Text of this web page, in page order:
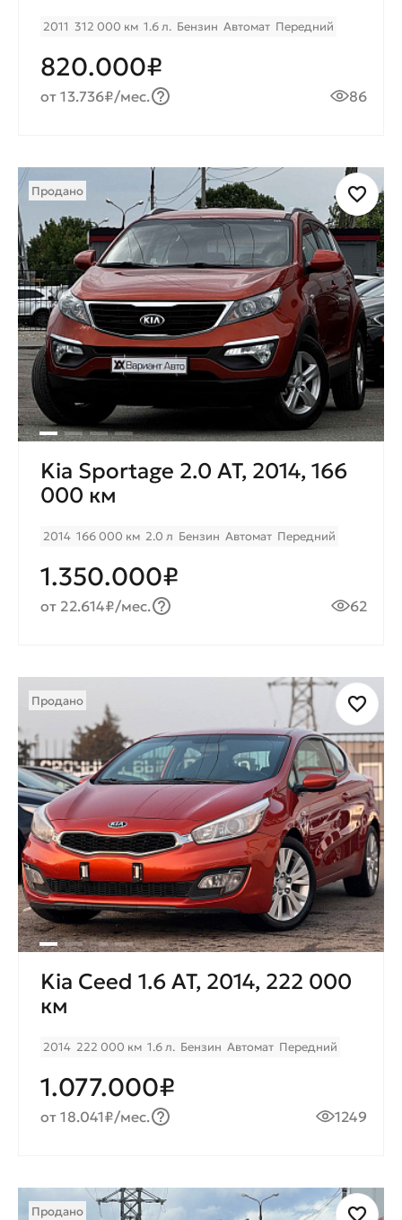
2011 312 000 км 1.6 л. Бензин Автомат Передний
820.000₽
от 13.736₽/мес. 86
Продано
Kia Sportage 2.0 AT, 2014, 166
000 км
2014 166 000 км 2.0 л Бензин Автомат Передний
1.350.000₽
от 22.614₽/мес. 62
Продано
Kia Ceed 1.6 AT, 2014, 222 000
км
2014 222 000 км 1.6 л. Бензин Автомат Передний
1.077.000₽
от 18.041₽/мес. 1249
Продано